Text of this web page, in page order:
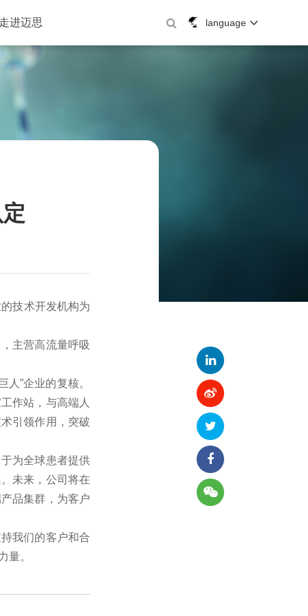
进迈思 language
技术开发机构为
主营高流量呼吸
”企业的复核。
作站，与高端人
引领作用，突破
为全球患者提供
未来，公司将在
品集群，为客户
我们的客户和合
量。